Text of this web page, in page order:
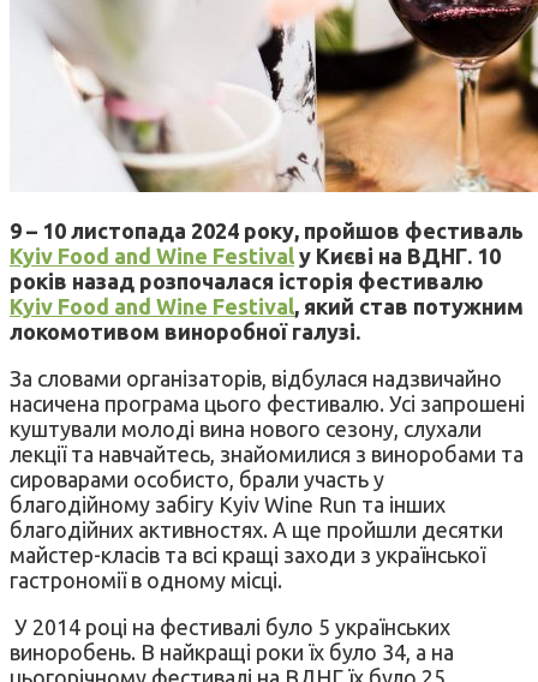
9 – 10 листопада 2024 року, пройшов фестиваль
Kyiv Food and Wine Festival у Києві на ВДНГ. 10
років назад розпочалася історія фестивалю
Kyiv Food and Wine Festival, який став потужним
локомотивом виноробної галузі.
За словами організаторів, відбулася надзвичайно
насичена програма цього фестивалю. Усі запрошені
куштували молоді вина нового сезону, слухали
лекції та навчайтесь, знайомилися з виноробами та
сироварами особисто, брали участь у
благодійному забігу Kyiv Wine Run та інших
благодійних активностях. А ще пройшли десятки
майстер-класів та всі кращі заходи з української
гастрономії в одному місці.
У 2014 році на фестивалі було 5 українських
виноробень. В найкращі роки їх було 34, а на
цьогорічному фестивалі на ВДНГ їх було 25.